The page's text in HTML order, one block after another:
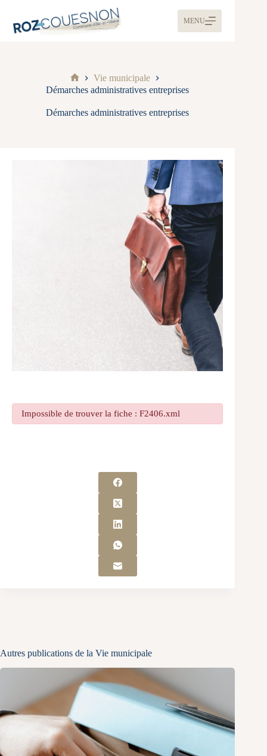
MENU
Vie municipale
Démarches administratives entreprises
Démarches administratives entreprises
Impossible de trouver la fiche : F2406.xml
Autres publications de la Vie municipale